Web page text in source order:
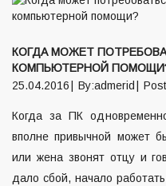
КОГДА МОЖЕТ
КОМПЬЮТЕРНОЙ
25.04.2016
By:admerid
Когда за ПК
вполне привычной может
или жена звонят отцу и
дало сбой, начало